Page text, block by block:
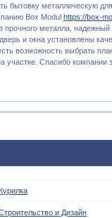
бытовку металлическую
Box Modulhttps://box-
прочного металла,
и окна установлены
возможность выбрать
участке. Спасибо
Курилка
и Дизайн